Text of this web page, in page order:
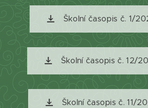
Školní časopis č. 1/
Školní časopis č. 12/
Školní časopis č. 11/